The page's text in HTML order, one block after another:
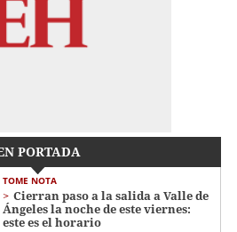
PORTADA
TOME NOTA
Cierran paso a la salida a Valle de
Ángeles la noche de este viernes:
este es el horario